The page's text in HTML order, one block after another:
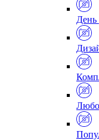
День